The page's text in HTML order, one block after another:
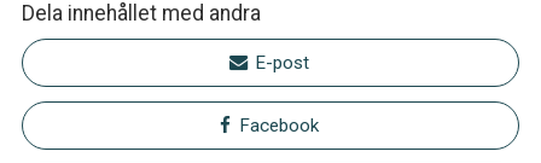
Dela innehållet med andra
E-post
Facebook